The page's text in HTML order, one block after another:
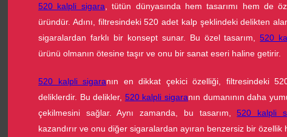
520 kalpli sigara , tütün dünyasında hem tasarımı hem de
üründür. Adını, filtresindeki 520 adet kalp şeklindeki delikten
sigaralardan farklı bir konsept sunar. Bu özel tasarım,520
ürünü olmanın ötesine taşır ve onu bir sanat eseri haline getirir.
520 kalpli sigaranın en dikkat çekici özelliği, filtresindeki
deliklerdir. Bu delikler, 520 kalpli sigaranın dumanının daha
çekilmesini sağlar. Aynı zamanda, bu tasarım,520 kalpli
kazandırır ve onu diğer sigaralardan ayıran benzersiz bir özellik